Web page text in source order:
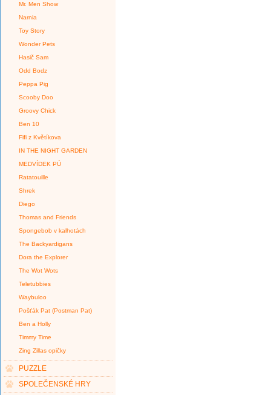
Mr. Men Show
Narnia
Toy Story
Wonder Pets
Hasič Sam
Odd Bodz
Peppa Pig
Scooby Doo
Groovy Chick
Ben 10
Fifi z Květíkova
IN THE NIGHT GARDEN
MEDVÍDEK PÚ
Ratatouille
Shrek
Diego
Thomas and Friends
Spongebob v kalhotách
The Backyardigans
Dora the Explorer
The Wot Wots
Teletubbies
Waybuloo
Pošťák Pat (Postman Pat)
Ben a Holly
Timmy Time
Zing Zillas opičky
PUZZLE
SPOLEČENSKÉ HRY